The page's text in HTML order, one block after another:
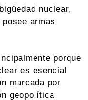
nuclear,
armas
porque
es esencial
marcada por
geopolítica